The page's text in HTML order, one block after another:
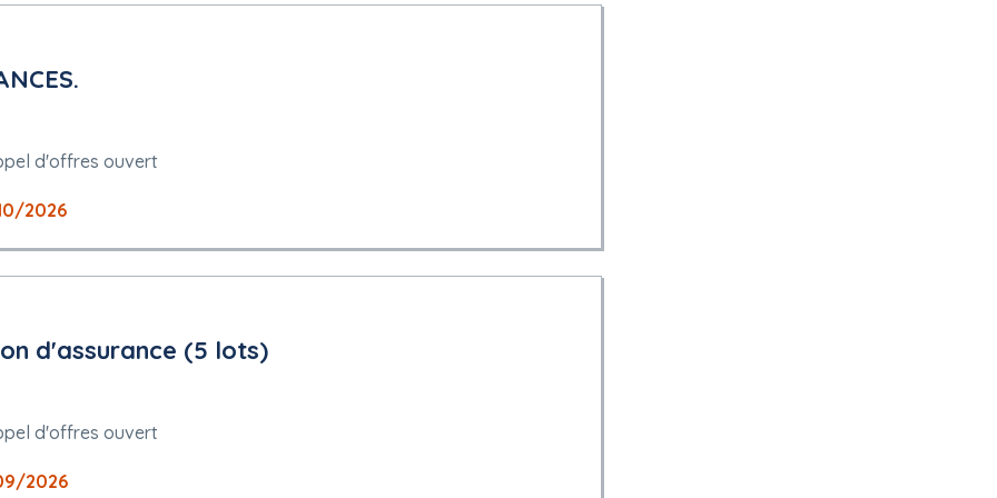
d'offres ouvert
2026
d'assurance (5 lots)
d'offres ouvert
2026